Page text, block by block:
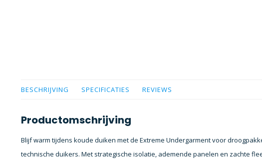
BESCHRIJVING SPECIFICATIES REVIEWS
Productomschrijving
Blijf warm tijdens koude duiken met de Extreme Undergarment voor
technische duikers. Met strategische isolatie, ademende panelen en zachte